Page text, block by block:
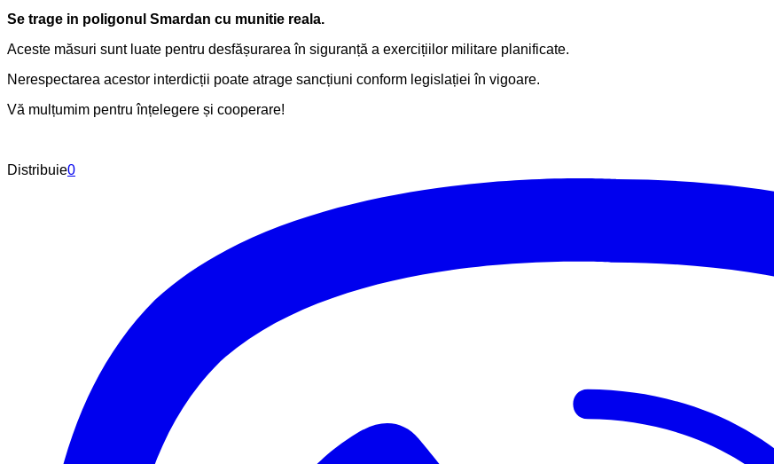
Se trage in poligonul Smardan cu munitie reala.
Aceste măsuri sunt luate pentru desfășurarea în siguranță a exercițiilor militare planificate.
Nerespectarea acestor interdicții poate atrage sancțiuni conform legislației în vigoare.
Vă mulțumim pentru înțelegere și cooperare!
Distribuie0